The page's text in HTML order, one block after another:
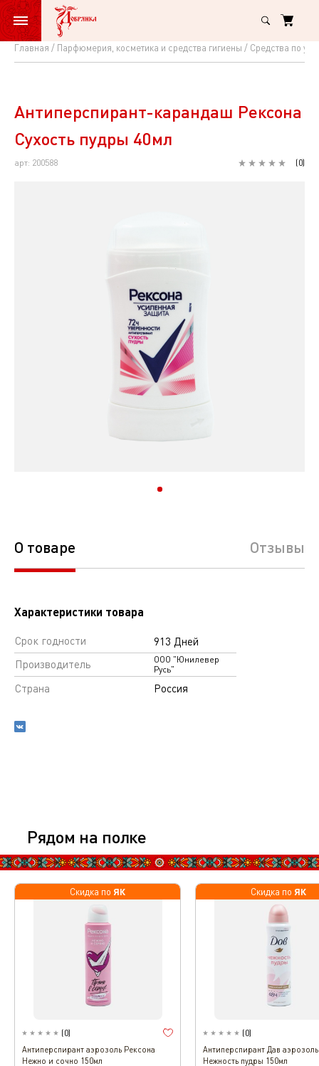
Главная Парфюмерия, косметика и средства гигиены Средства по
Антиперспирант-
Рексона
Сухость
пудры
Антиперспирант-карандаш Рексона
Сухость пудры 40мл
арт: 200588 (0)
О товаре Отзывы
Характеристики товара
Срок годности
913 Дней
Производитель
ООО "Юнилевер
Русь"
Страна Россия
Рядом на полке
Скидка по ЯК
(0)
Антиперспирант аэрозоль Рексона
Нежно и сочно 150мл
Скидка по ЯК
(0)
Антиперспирант Дав аэрозоль
Нежность пудры 150мл